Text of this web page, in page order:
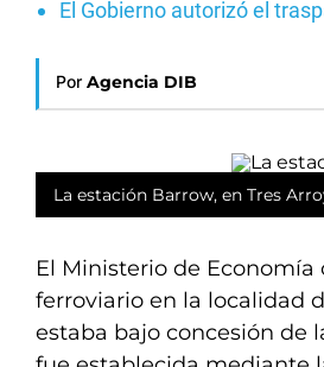
El Gobierno autorizó el
Por Agencia DIB
La estación Barrow, en Tres
El Ministerio de
ferroviario en la localidad
estaba bajo concesión de